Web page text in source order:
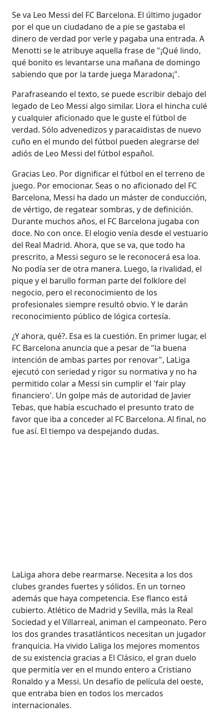
Se va Leo Messi del FC Barcelona. El último jugador
por el que un ciudadano de a pie se gastaba el
dinero de verdad por verle y pagaba una entrada. A
Menotti se le atribuye aquella frase de "¡Qué lindo,
qué bonito es levantarse una mañana de domingo
sabiendo que por la tarde juega Maradona¡".
Parafraseando el texto, se puede escribir debajo del
legado de Leo Messi algo similar. Llora el hincha culé
y cualquier aficionado que le guste el fútbol de
verdad. Sólo advenedizos y paracaidistas de nuevo
cuño en el mundo del fútbol pueden alegrarse del
adiós de Leo Messi del fútbol español.
Gracias Leo. Por dignificar el fútbol en el terreno de
juego. Por emocionar. Seas o no aficionado del FC
Barcelona, Messi ha dado un máster de conducción,
de vértigo, de regatear sombras, y de definición.
Durante muchos años, el FC Barcelona jugaba con
doce. No con once. El elogio venía desde el vestuario
del Real Madrid. Ahora, que se va, que todo ha
prescrito, a Messi seguro se le reconocerá esa loa.
No podía ser de otra manera. Luego, la rivalidad, el
pique y el barullo forman parte del folklore del
negocio, pero el reconocimiento de los
profesionales siempre resultó obvio. Y le darán
reconocimiento público de lógica cortesía.
¿Y ahora, qué?. Esa es la cuestión. En primer lugar, el
FC Barcelona anuncia que a pesar de "la buena
intención de ambas partes por renovar", LaLiga
ejecutó con seriedad y rigor su normativa y no ha
permitido colar a Messi sin cumplir el 'fair play
financiero'. Un golpe más de autoridad de Javier
Tebas, que había escuchado el presunto trato de
favor que iba a conceder al FC Barcelona. Al final, no
fue así. El tiempo va despejando dudas.
LaLiga ahora debe rearmarse. Necesita a los dos
clubes grandes fuertes y sólidos. En un torneo
además que haya competencia. Ese flanco está
cubierto. Atlético de Madrid y Sevilla, más la Real
Sociedad y el Villarreal, animan el campeonato. Pero
los dos grandes trasatlánticos necesitan un jugador
franquicia. Ha vivido Laliga los mejores momentos
de su existencia gracias a El Clásico, el gran duelo
que permitía ver en el mundo entero a Cristiano
Ronaldo y a Messi. Un desafío de película del oeste,
que entraba bien en todos los mercados
internacionales.